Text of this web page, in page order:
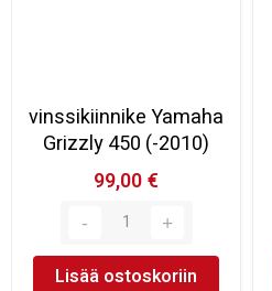
vinssikiinnike Yamaha
Grizzly 450 (-2010)
99,00 €
Lisää ostoskoriin